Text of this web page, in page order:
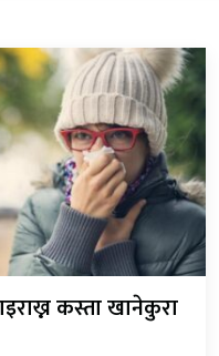
कस्ता खानेकुरा